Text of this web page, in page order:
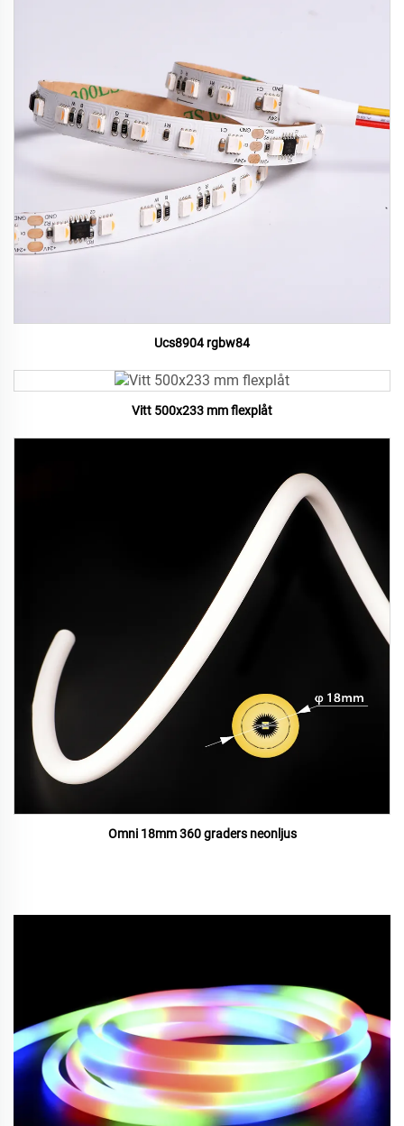
Ucs8904 rgbw84
Vitt 500x233 mm flexplåt
Omni 18mm 360 graders neonljus